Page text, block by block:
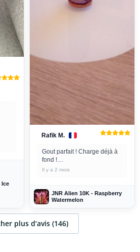
Ice
Rafik M.
Gout parfait ! Charge déjà à
fond !
Seul bémol... ma résistance
Il y a 2 mois
JNR Alien 10K - Raspberry
Watermelon
plus d‘avis (146)